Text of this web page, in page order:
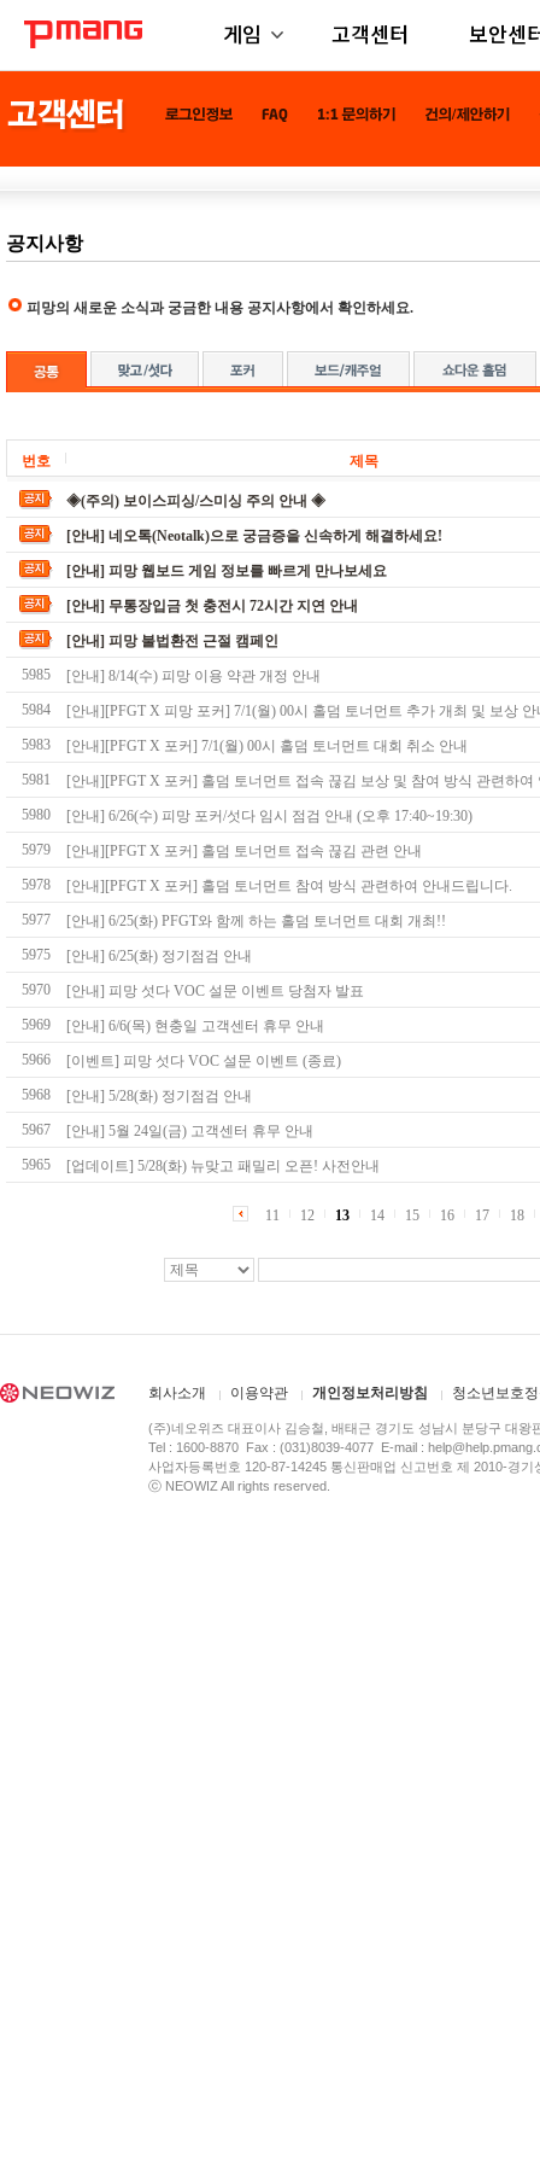
게임 고객센터 보안센
공지사항
피망의 새로운 소식과 궁금한 내용 공지사항에서 확인하세요.
번호 제목
◈(주의) 보이스피싱/스미싱 주의 안내 ◈
[안내] 네오톡(Neotalk)으로 궁금증을 신속하게 해결하세요!
[안내] 피망 웹보드 게임 정보를 빠르게 만나보세요
[안내] 무통장입금 첫 충전시 72시간 지연 안내
[안내] 피망 불법환전 근절 캠페인
5985
[안내] 8/14(수) 피망 이용 약관 개정 안내
5984
[안내][PFGT X 피망 포커] 7/1(월) 00시 홀덤 토너먼트 추가 개최 및 보상 안
5983
[안내][PFGT X 포커] 7/1(월) 00시 홀덤 토너먼트 대회 취소 안내
5981
5980
[안내] 6/26(수) 피망 포커/섯다 임시 점검 안내 (오후 17:40~19:30)
5979
[안내][PFGT X 포커] 홀덤 토너먼트 접속 끊김 관련 안내
5978
[안내][PFGT X 포커] 홀덤 토너먼트 참여 방식 관련하여 안내드립니다.
5977
[안내] 6/25(화) PFGT와 함께 하는 홀덤 토너먼트 대회 개최!!
5975
[안내] 6/25(화) 정기점검 안내
5970
[안내] 피망 섯다 VOC 설문 이벤트 당첨자 발표
5969
[안내] 6/6(목) 현충일 고객센터 휴무 안내
5966
[이벤트] 피망 섯다 VOC 설문 이벤트 (종료)
5968
[안내] 5/28(화) 정기점검 안내
5967
[안내] 5월 24일(금) 고객센터 휴무 안내
5965
[업데이트] 5/28(화) 뉴맞고 패밀리 오픈! 사전안내
11 12 13 14 15 16 17 18
회사소개 이용약관 개인정보처리방침 청소년보호
(주)네오위즈 대표이사 김승철, 배태근 경기도 성남시 분당구 대왕
Tel : 1600-8870 Fax : (031)8039-4077 E-mail :
사업자등록번호 120-87-14245 통신판매업 신고번호 제 2010-경
ⓒ NEOWIZ All rights reserved.